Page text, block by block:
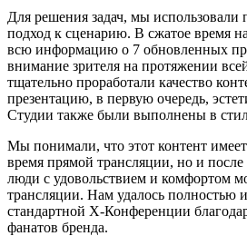
Для решения задач, мы
подход к сценарию. В сжатое время
всю информацию о 7 обновленных
внимание зрителя на протяжении
тщательно проработали качество
презентацию, в первую очередь,
Студии также были выполнены в
Мы понимали, что этот контент
время прямой трансляции, но и
люди с удовольствием и комфортом
трансляции. Нам удалось полностью
стандартной Х-Конференции
фанатов бренда.